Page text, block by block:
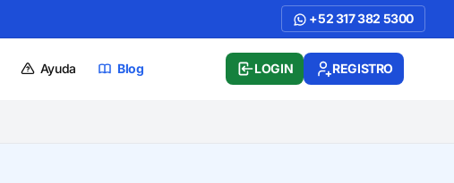
+52 317 382 5300
Ayuda Blog LOGIN REGISTRO